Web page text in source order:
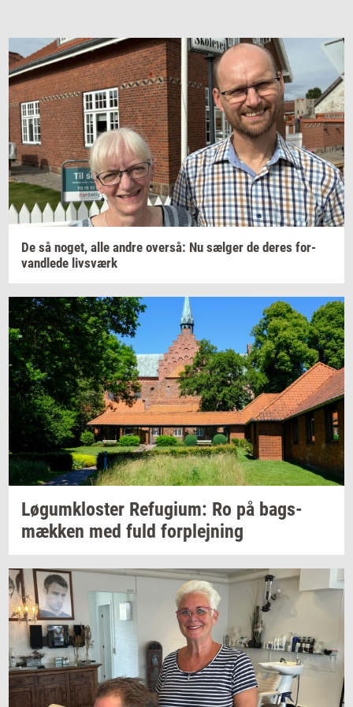
De så noget, alle andre over­så: Nu sæl­ger de deres for­
vand­le­de livs­værk
Løgum­klo­ster Re­fu­gi­um: Ro på bags­
mæk­ken med fuld for­plej­ning